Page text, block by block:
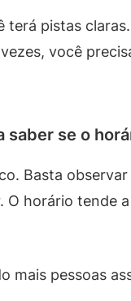
terá pistas
você
saber se o
Basta
O horário tende
mais pessoas